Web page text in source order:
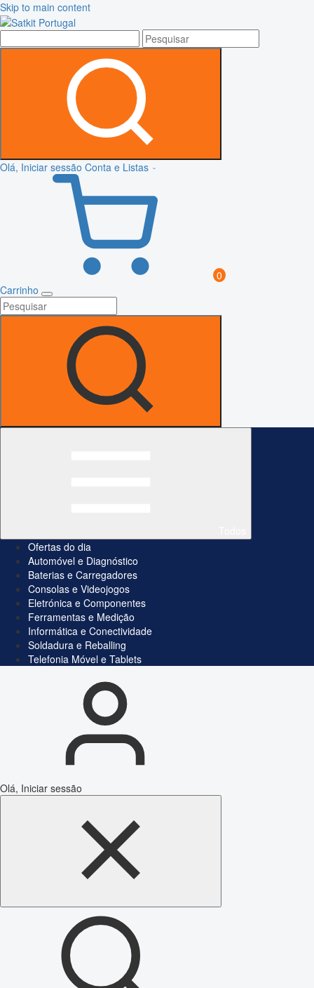
Skip to main content
Olá, Iniciar sessão Conta e Listas
0
Carrinho
Ofertas do dia
Automóvel e Diagnóstico
Baterias e Carregadores
Consolas e Videojogos
Eletrónica e Componentes
Ferramentas e Medição
Informática e Conectividade
Soldadura e Reballing
Telefonia Móvel e Tablets
Olá, Iniciar sessão